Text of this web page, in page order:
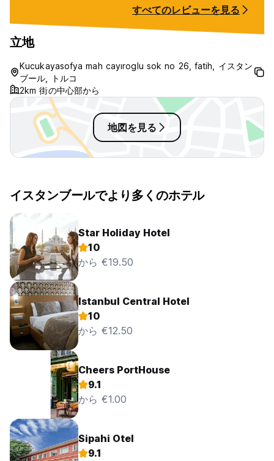
room without
Construction
hotel staff and
the damage
すべてのレビューを見る
立地
Kucukayasofya mah cayıroglu sok no 26, fatih, イスタン
ブール, トルコ
2km 街の中心部から
地図を見る
イスタンブールでより多くのホテル
Star Holiday Hotel
10
から €19.50
Istanbul Central Hotel
10
から €12.50
Cheers PortHouse
9.1
から €1.00
Sipahi Otel
9.1